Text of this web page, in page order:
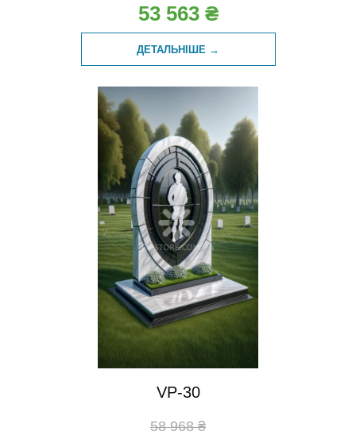
53 563 ₴
ДЕТАЛЬНІШЕ →
VP-30
58 968 ₴